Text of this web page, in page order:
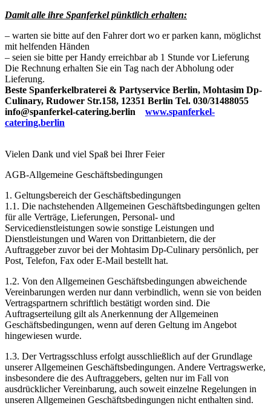
Damit alle ihre Spanferkel pünktlich erhalten:
– warten sie bitte auf den Fahrer dort wo er parken kann, möglichst
mit helfenden Händen
– seien sie bitte per Handy erreichbar ab 1 Stunde vor Lieferung
Die Rechnung erhalten Sie ein Tag nach der Abholung oder
Lieferung.
Beste Spanferkelbraterei & Partyservice Berlin, Mohtasim Dp-
Culinary, Rudower Str.158, 12351 Berlin Tel. 030/31488055
info@spanferkel-catering.berlin www.spanferkel-
catering.berlin
Vielen Dank und viel Spaß bei Ihrer Feier
AGB-Allgemeine Geschäftsbedingungen
1. Geltungsbereich der Geschäftsbedingungen
1.1. Die nachstehenden Allgemeinen Geschäftsbedingungen gelten
für alle Verträge, Lieferungen, Personal- und
Servicedienstleistungen sowie sonstige Leistungen und
Dienstleistungen und Waren von Drittanbietern, die der
Auftraggeber zuvor bei der Mohtasim Dp-Culinary persönlich, per
Post, Telefon, Fax oder E-Mail bestellt hat.
1.2. Von den Allgemeinen Geschäftsbedingungen abweichende
Vereinbarungen werden nur dann verbindlich, wenn sie von beiden
Vertragspartnern schriftlich bestätigt worden sind. Die
Auftragserteilung gilt als Anerkennung der Allgemeinen
Geschäftsbedingungen, wenn auf deren Geltung im Angebot
hingewiesen wurde.
1.3. Der Vertragsschluss erfolgt ausschließlich auf der Grundlage
unserer Allgemeinen Geschäftsbedingungen. Andere Vertragswerke,
insbesondere die des Auftraggebers, gelten nur im Fall von
ausdrücklicher Vereinbarung, auch soweit einzelne Regelungen in
unseren Allgemeinen Geschäftsbedingungen nicht enthalten sind.